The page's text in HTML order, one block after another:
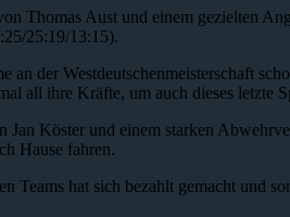
Thomas Aust und einem gezielten
25:19/13:15).
an der Westdeutschenmeisterschaft
all ihre Kräfte, um auch dieses letzte
Jan Köster und einem starken
Hause fahren.
Teams hat sich bezahlt gemacht und